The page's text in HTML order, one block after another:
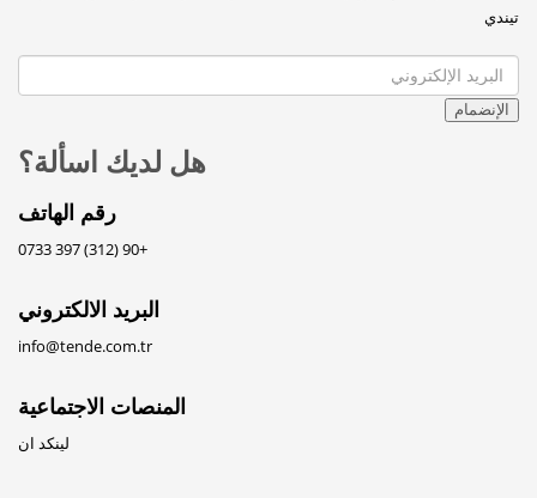
تيندي
الإنضمام
هل لديك اسألة؟
رقم الهاتف
+90 (312) 397 0733
البريد الالكتروني
info@tende.com.tr
المنصات الاجتماعية
لينكد ان